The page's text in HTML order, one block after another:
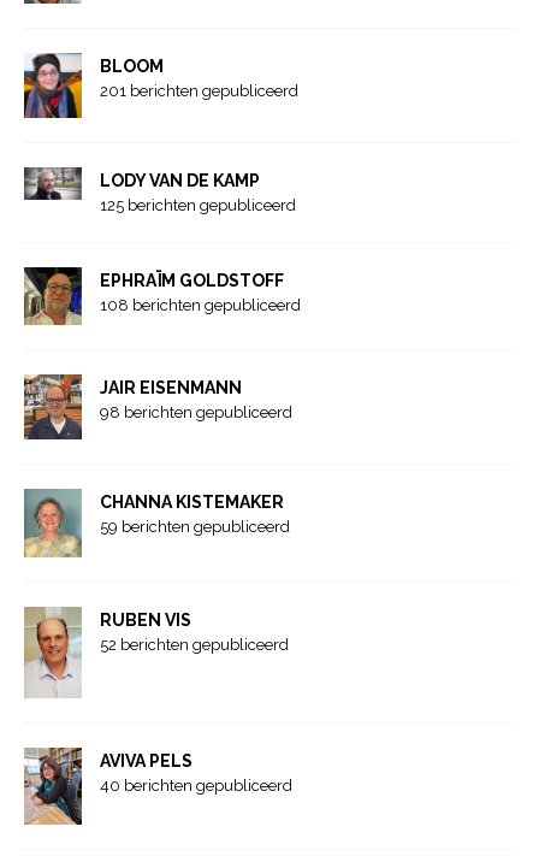
BLOOM
201 berichten gepubliceerd
LODY VAN DE KAMP
125 berichten gepubliceerd
EPHRAÏM GOLDSTOFF
108 berichten gepubliceerd
JAIR EISENMANN
98 berichten gepubliceerd
CHANNA KISTEMAKER
59 berichten gepubliceerd
RUBEN VIS
52 berichten gepubliceerd
AVIVA PELS
40 berichten gepubliceerd